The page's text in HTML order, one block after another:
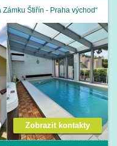
Štiřín - Praha východ“
Zobrazit kontakty